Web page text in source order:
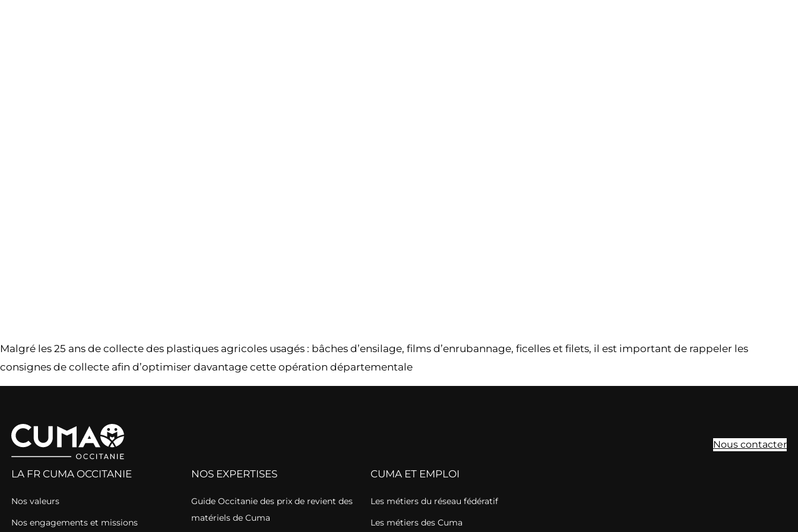
Malgré les 25 ans de collecte des plastiques agricoles usagés : bâches d’ensilage, films d’enrubannage, ficelles et filets, il est important de rappeler les
consignes de collecte afin d’optimiser davantage cette opération départementale
Nous contacter
LA FR CUMA OCCITANIE
Nos valeurs
Nos engagements et missions
NOS EXPERTISES
Guide Occitanie des prix de revient des
matériels de Cuma
CUMA ET EMPLOI
Les métiers du réseau fédératif
Les métiers des Cuma